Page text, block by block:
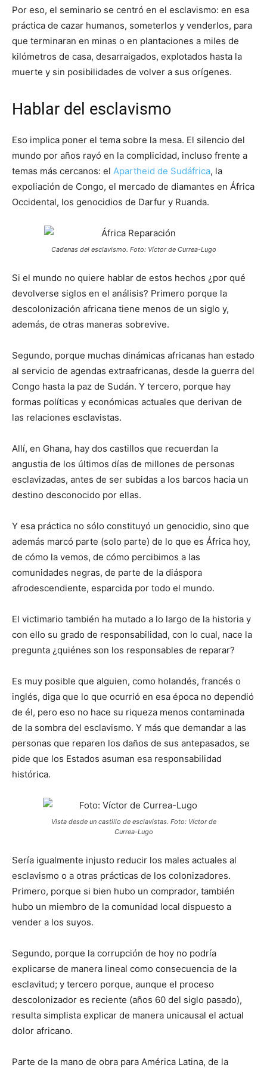
Por eso, el seminario se centró en el esclavismo: en esa
práctica de cazar humanos, someterlos y venderlos, para
que terminaran en minas o en plantaciones a miles de
kilómetros de casa, desarraigados, explotados hasta la
muerte y sin posibilidades de volver a sus orígenes.
Hablar del esclavismo
Eso implica poner el tema sobre la mesa. El silencio del
mundo por años rayó en la complicidad, incluso frente a
temas más cercanos: el Apartheid de Sudáfrica, la
expoliación de Congo, el mercado de diamantes en África
Occidental, los genocidios de Darfur y Ruanda.
Cadenas del esclavismo. Foto: Víctor de Currea-Lugo
Si el mundo no quiere hablar de estos hechos ¿por qué
devolverse siglos en el análisis? Primero porque la
descolonización africana tiene menos de un siglo y,
además, de otras maneras sobrevive.
Segundo, porque muchas dinámicas africanas han estado
al servicio de agendas extraafricanas, desde la guerra del
Congo hasta la paz de Sudán. Y tercero, porque hay
formas políticas y económicas actuales que derivan de
las relaciones esclavistas.
Allí, en Ghana, hay dos castillos que recuerdan la
angustia de los últimos días de millones de personas
esclavizadas, antes de ser subidas a los barcos hacia un
destino desconocido por ellas.
Y esa práctica no sólo constituyó un genocidio, sino que
además marcó parte (solo parte) de lo que es África hoy,
de cómo la vemos, de cómo percibimos a las
comunidades negras, de parte de la diáspora
afrodescendiente, esparcida por todo el mundo.
El victimario también ha mutado a lo largo de la historia y
con ello su grado de responsabilidad, con lo cual, nace la
pregunta ¿quiénes son los responsables de reparar?
Es muy posible que alguien, como holandés, francés o
inglés, diga que lo que ocurrió en esa época no dependió
de él, pero eso no hace su riqueza menos contaminada
de la sombra del esclavismo. Y más que demandar a las
personas que reparen los daños de sus antepasados, se
pide que los Estados asuman esa responsabilidad
histórica.
Vista desde un castillo de esclavistas. Foto: Víctor de
Currea-Lugo
Sería igualmente injusto reducir los males actuales al
esclavismo o a otras prácticas de los colonizadores.
Primero, porque si bien hubo un comprador, también
hubo un miembro de la comunidad local dispuesto a
vender a los suyos.
Segundo, porque la corrupción de hoy no podría
explicarse de manera lineal como consecuencia de la
esclavitud; y tercero porque, aunque el proceso
descolonizador es reciente (años 60 del siglo pasado),
resulta simplista explicar de manera unicausal el actual
dolor africano.
Parte de la mano de obra para América Latina, de la